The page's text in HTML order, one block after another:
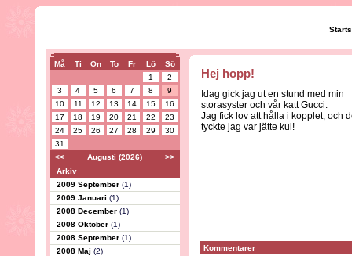
Må Ti On To Fr Lö
Sö
1
2
3
4 5 6 7 8
9
10
11 12 13 14 15
16
17
18 19 20 21 22
23
24
25 26 27 28 29
30
31
<<
Augusti (2026)
>>
Arkiv
2009 September (1)
2009 Januari (1)
2008 December (1)
2008 Oktober (1)
2008 September (1)
2008 Maj (2)
Hej hopp!
Idag gick jag ut en stund med min
storasyster och vår katt Gucci.
Jag fick lov att hålla i kopplet, och
tyckte jag var jätte kul!
Kommentarer